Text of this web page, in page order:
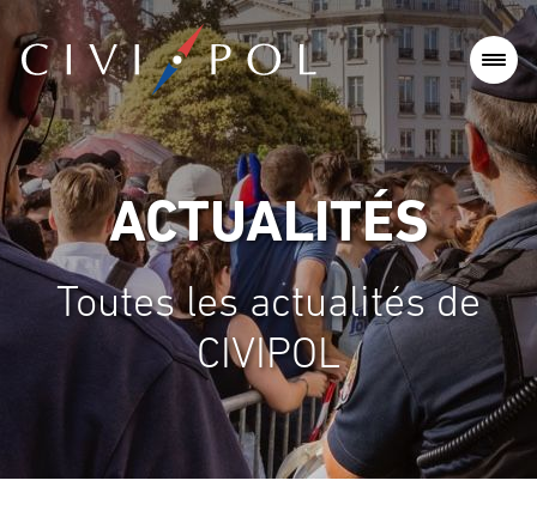
ACTUALITÉS
Toutes les actualités de
CIVIPOL